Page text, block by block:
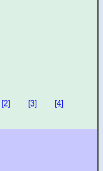
[2] [3]
[4]